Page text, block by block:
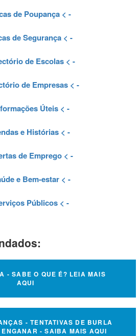
de Poupança < -
de Segurança< -
de Escolas < -
de Empresas< -
Úteis< -
e Histórias < -
de Emprego< -
e Bem-estar < -
Públicos < -
- SABE O QUE É? LEIA MAIS
AQUI
- TENTATIVAS DE BURLA
- SAIBA MAIS AQUI